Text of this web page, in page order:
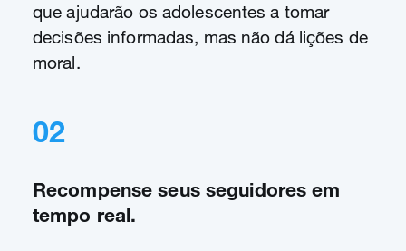
que ajudarão os adolescentes a tomar
decisões informadas, mas não dá lições de
moral.
02
Recompense seus seguidores em
tempo real.